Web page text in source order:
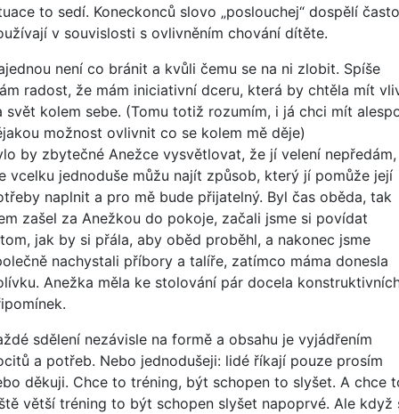
to sedí. Koneckonců slovo „poslouchej“ dospělí často
v souvislosti s ovlivněním chování dítěte.
není co bránit a kvůli čemu se na ni zlobit. Spíše
radost, že mám iniciativní dceru, která by chtěla mít
svět kolem sebe. (Tomu totiž rozumím, i já chci mít
možnost ovlivnit co se kolem mě děje)
by zbytečné Anežce vysvětlovat, že jí velení nepředám,
vcelku jednoduše můžu najít způsob, který jí pomůže její
naplnit a pro mě bude přijatelný. Byl čas oběda, tak
zašel za Anežkou do pokoje, začali jsme si povídat
jak by si přála, aby oběd proběhl, a nakonec jsme
nachystali příbory a talíře, zatímco máma donesla
Anežka měla ke stolování pár docela
sdělení nezávisle na formě a obsahu je vyjádřením
a potřeb. Nebo jednodušeji: lidé říkají pouze prosím
děkuji. Chce to tréning, být schopen to slyšet. A chce
větší tréning to být schopen slyšet napoprvé. Ale když